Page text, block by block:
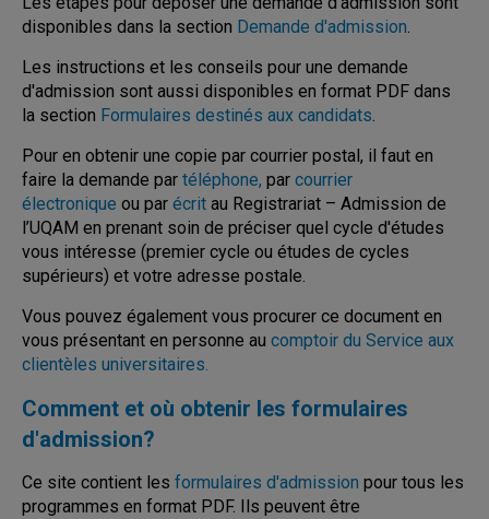
disponibles dans la section Demande d'admission.
Les instructions et les conseils pour une demande
d'admission sont aussi disponibles en format PDF dans
la section Formulaires destinés aux candidats.
Pour en obtenir une copie par courrier postal, il faut en
faire la demande par téléphone, par courrier
électronique ou par écrit au Registrariat – Admission de
l’UQAM en prenant soin de préciser quel cycle d'études
vous intéresse (premier cycle ou études de cycles
supérieurs) et votre adresse postale.
Vous pouvez également vous procurer ce document en
vous présentant en personne au comptoir du Service aux
clientèles universitaires.
Comment et où obtenir les formulaires
d'admission?
Ce site contient les formulaires d'admission pour tous les
programmes en format PDF. Ils peuvent être